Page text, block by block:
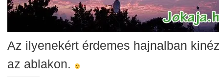
Az ilyenekért érdemes hajnalban
az ablakon.